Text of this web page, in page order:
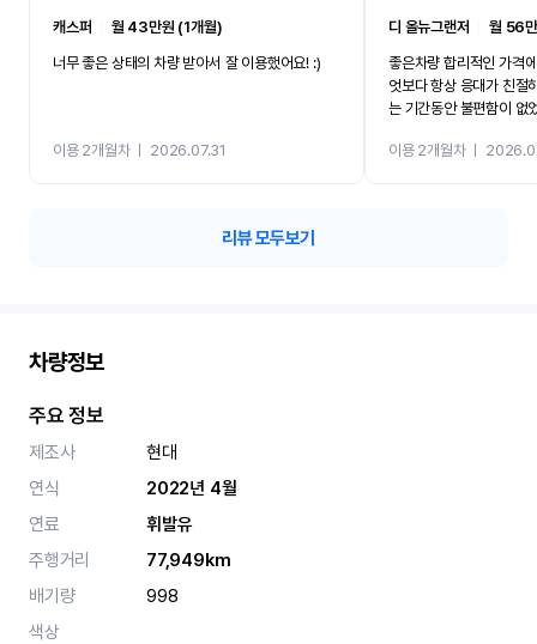
캐스퍼
월 43만원 (1개월)
너무 좋은 상태의 차량 받아서 잘 이용했어요! :)
이용 2개월차ㅣ 2026.07.31
디 올뉴그랜저 ㅣ월 56
좋은차량 합리적인 가격
엇보다 항상 응대가 친절
는 기간동안 불편함이 없
카 렌트 고민없이 강추합
이용 2개월차ㅣ
리뷰 모두보기
차량정보
주요 정보
제조사
현대
연식
2022년 4월
연료
휘발유
주행거리
77,949km
배기량
998
색상